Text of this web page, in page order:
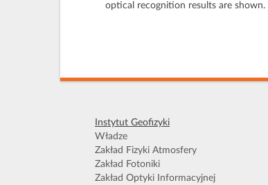
optical recognition results are shown.
Instytut Geofizyki
Władze
Zakład Fizyki Atmosfery
Zakład Fotoniki
Zakład Optyki Informacyjnej